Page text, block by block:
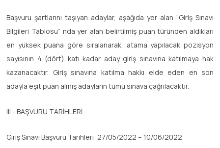
Başvuru şartlarını taşıyan adaylar, aşağıda yer alan “Giriş Sınavı
Bilgileri Tablosu” nda yer alan belirtilmiş puan türünden aldıkları
en yüksek puana göre sıralanarak, atama yapılacak pozisyon
sayısının 4 (dört) katı kadar aday giriş sınavına katılmaya hak
kazanacaktır. Giriş sınavına katılma hakkı elde eden en son
adayla eşit puan almış adayların tümü sınava çağrılacaktır.
III - BAŞVURU TARİHLERİ
Giriş Sınavı Başvuru Tarihleri: 27/05/2022 – 10/06/2022